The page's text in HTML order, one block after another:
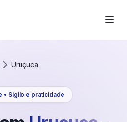
Uruçuca
• Sigilo e praticidade